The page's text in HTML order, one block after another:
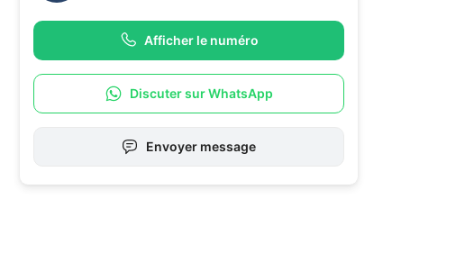
Afficher le numéro
Discuter sur WhatsApp
Envoyer message